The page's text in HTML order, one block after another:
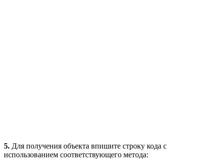
5. Для получения объекта впишите строку кода с
использованием соответствующего метода: